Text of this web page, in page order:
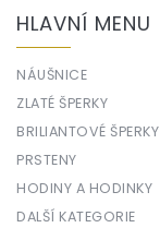
HLAVNÍ MENU
NÁUŠNICE
ZLATÉ ŠPERKY
BRILIANTOVÉ ŠPERKY
PRSTENY
HODINY A HODINKY
DALŠÍ KATEGORIE